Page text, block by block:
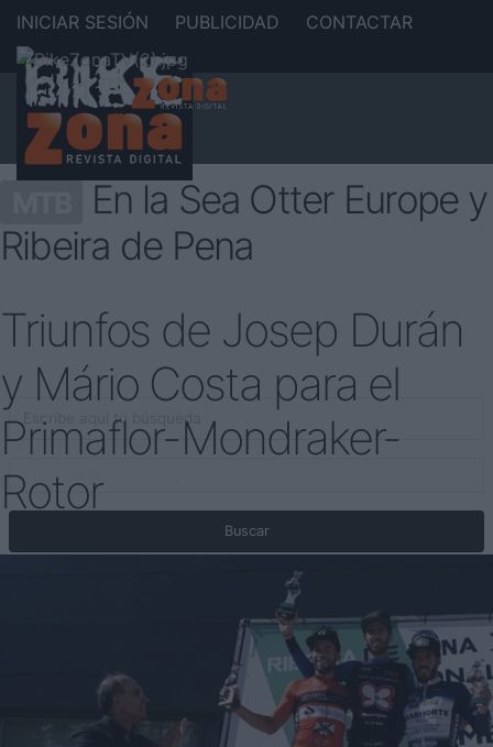
INICIAR SESIÓN PUBLICIDAD CONTACTAR
En la Sea Otter Europe y
Ribeira de Pena
Triunfos de Josep Durán
y Mário Costa para el
Primaflor-Mondraker-
Rotor